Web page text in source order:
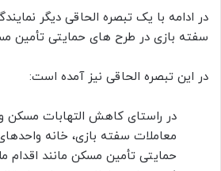
در ادامه با یک تبصره الحاقی دیگر
سفته بازی در طرح های حمایتی تأمین
در این تبصره الحاقی نیز آمده است:
در راستای کاهش التهابات مسکن و
معاملات سفته بازی، خانه‌
حمایتی تأمین مسکن مانند